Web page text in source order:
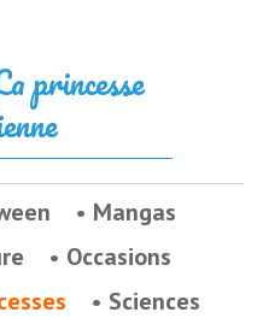
princesse
Mangas
Occasions
Sciences